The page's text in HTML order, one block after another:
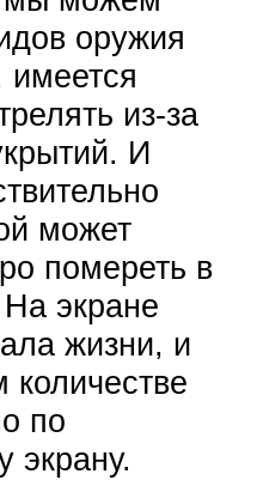
оружия
имеется
из-за
И
может
помереть в
экране
жизни, и
количестве
по
экрану.